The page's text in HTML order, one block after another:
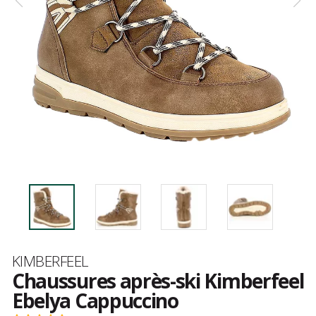
Marque
KIMBERFEEL
Chaussures après-ski Kimberfeel
Ebelya Cappuccino